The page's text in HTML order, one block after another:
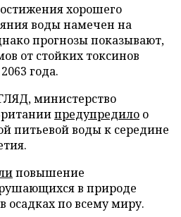
хорошего
воды намечен на
прогнозы показывают,
от стойких токсинов
года.
министерство
предупредило о
питьевой воды к середине
повышение
в природе
осадках по всему миру.